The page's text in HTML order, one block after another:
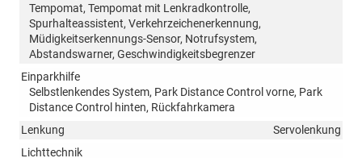
Tempomat, Tempomat mit Lenkradkontrolle,
Spurhalteassistent, Verkehrzeichenerkennung,
Müdigkeitserkennungs-Sensor, Notrufsystem,
Abstandswarner, Geschwindigkeitsbegrenzer
Einparkhilfe
Selbstlenkendes System, Park Distance Control vorne, Park
Distance Control hinten, Rückfahrkamera
Lenkung
Servolenkung
Lichttechnik